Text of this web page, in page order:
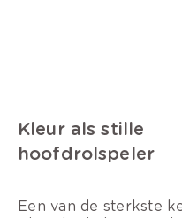
Kleur als stille
hoofdrolspeler
Een van de sterkste